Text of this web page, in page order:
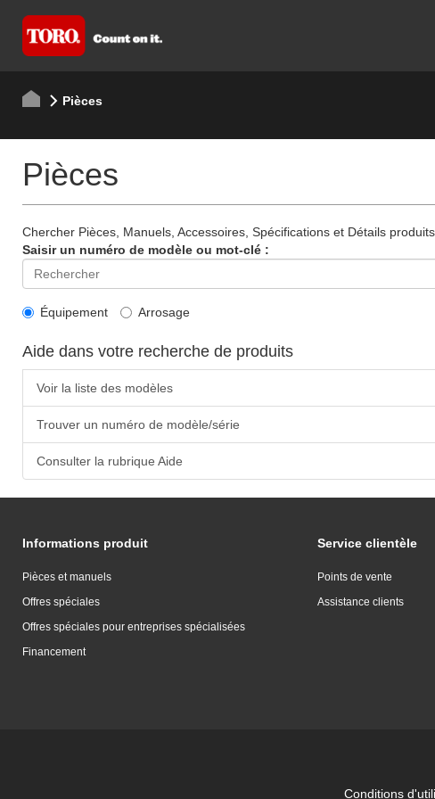
Pièces
Pièces
Chercher Pièces, Manuels, Accessoires, Spécifications et Détails produits
Saisir un numéro de modèle ou mot-clé :
Équipement Arrosage
Aide dans votre recherche de produits
Voir la liste des modèles
Trouver un numéro de modèle/série
Consulter la rubrique Aide
Informations produit
Pièces et manuels
Offres spéciales
Offres spéciales pour entreprises spécialisées
Financement
Service clientèle
Points de vente
Assistance clients
Conditions